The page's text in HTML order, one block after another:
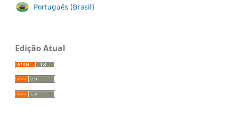
Português (Brasil)
Edição Atual